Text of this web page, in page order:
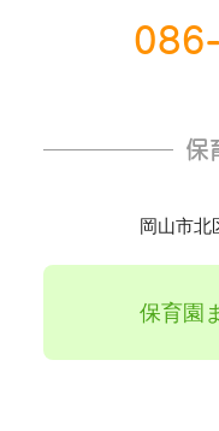
保
岡山市北
保育園